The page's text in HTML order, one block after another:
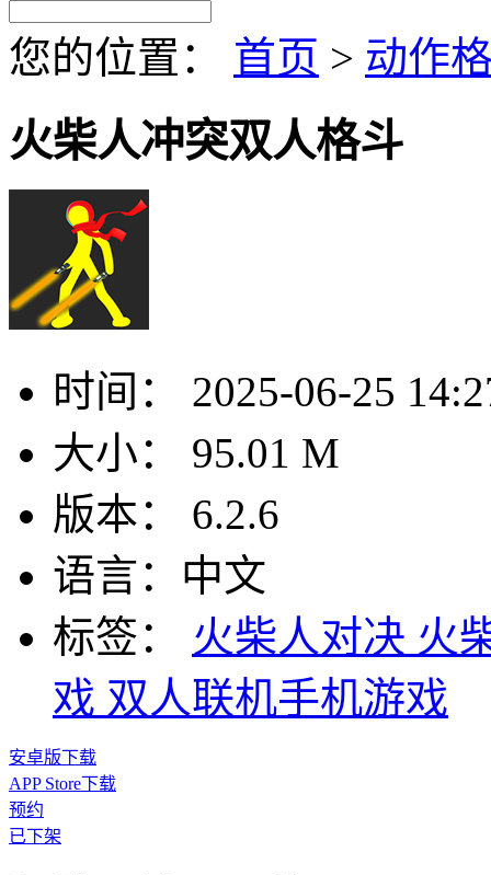
您的位置： 首页 > 动作
火柴人冲突双人格斗
时间：
2025-06-25
大小：
95.01 M
版本：
6.2.6
语言： 中文
标签：
火柴人对决 火
戏 双人联机手机游戏
安卓版下载
APP Store下载
预约
已下架